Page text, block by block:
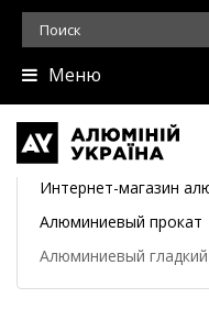
Меню
Интернет-магазин
Алюминиевый прокат
Алюминиевый гладкий